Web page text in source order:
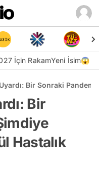
İçin RakamYeni İsim😱
Bir Sonraki
Bir
Hastalık